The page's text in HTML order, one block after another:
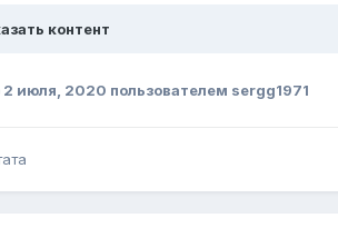
контент
2 июля, 2020 пользователем sergg1971